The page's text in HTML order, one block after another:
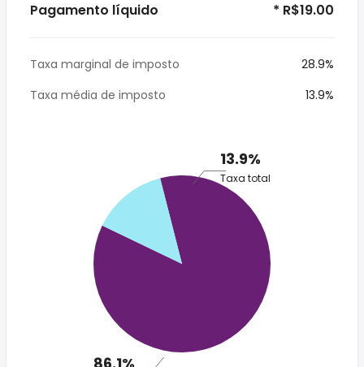
Pagamento líquido * R$19.00
Taxa marginal de imposto
28.9%
Taxa média de imposto
13.9%
13.9%
Taxa total